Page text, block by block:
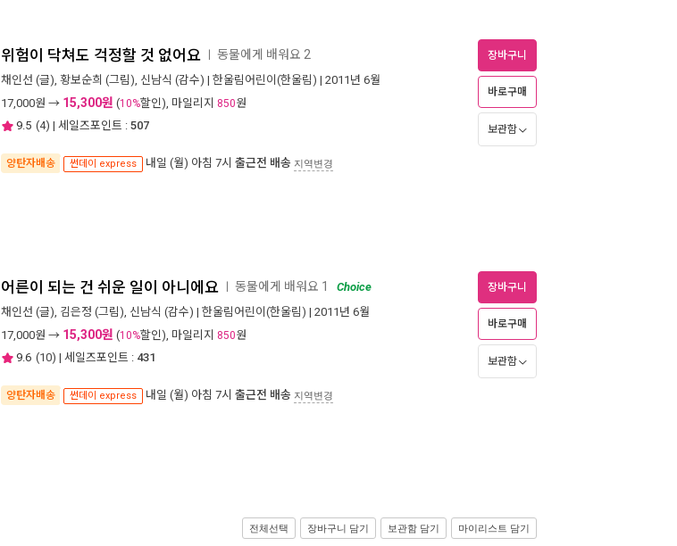
위험이 닥쳐도 걱정할 것 없어요 동물에게 배워요 2
채인선 (글), 황보순희 (그림), 신남식 (감수) | 한울림어린이(한울림) | 2011년 6월
17,000원 → 15,300원 (10%할인), 마일리지 850원
9.5 (4) | 세일즈포인트 : 507
양탄자배송 썬데이 express 내일 (월) 아침 7시 출근전 배송 지역변경
장바구니
바로구매
보관함
어른이 되는 건 쉬운 일이 아니에요 동물에게 배워요 1
Choice
채인선 (글), 김은정 (그림), 신남식 (감수) | 한울림어린이(한울림) | 2011년 6월
17,000원 → 15,300원 (10%할인), 마일리지 850원
9.6 (10) | 세일즈포인트 : 431
양탄자배송 썬데이 express 내일 (월) 아침 7시 출근전 배송 지역변경
장바구니
바로구매
보관함
전체선택 장바구니 담기 보관함 담기 마이리스트 담기